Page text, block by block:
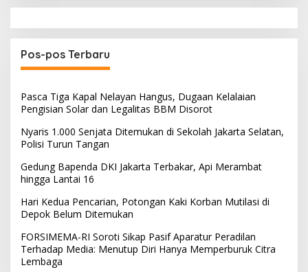
Pos-pos Terbaru
Pasca Tiga Kapal Nelayan Hangus, Dugaan Kelalaian
Pengisian Solar dan Legalitas BBM Disorot
Nyaris 1.000 Senjata Ditemukan di Sekolah Jakarta Selatan,
Polisi Turun Tangan
Gedung Bapenda DKI Jakarta Terbakar, Api Merambat
hingga Lantai 16
Hari Kedua Pencarian, Potongan Kaki Korban Mutilasi di
Depok Belum Ditemukan
FORSIMEMA-RI Soroti Sikap Pasif Aparatur Peradilan
Terhadap Media: Menutup Diri Hanya Memperburuk Citra
Lembaga